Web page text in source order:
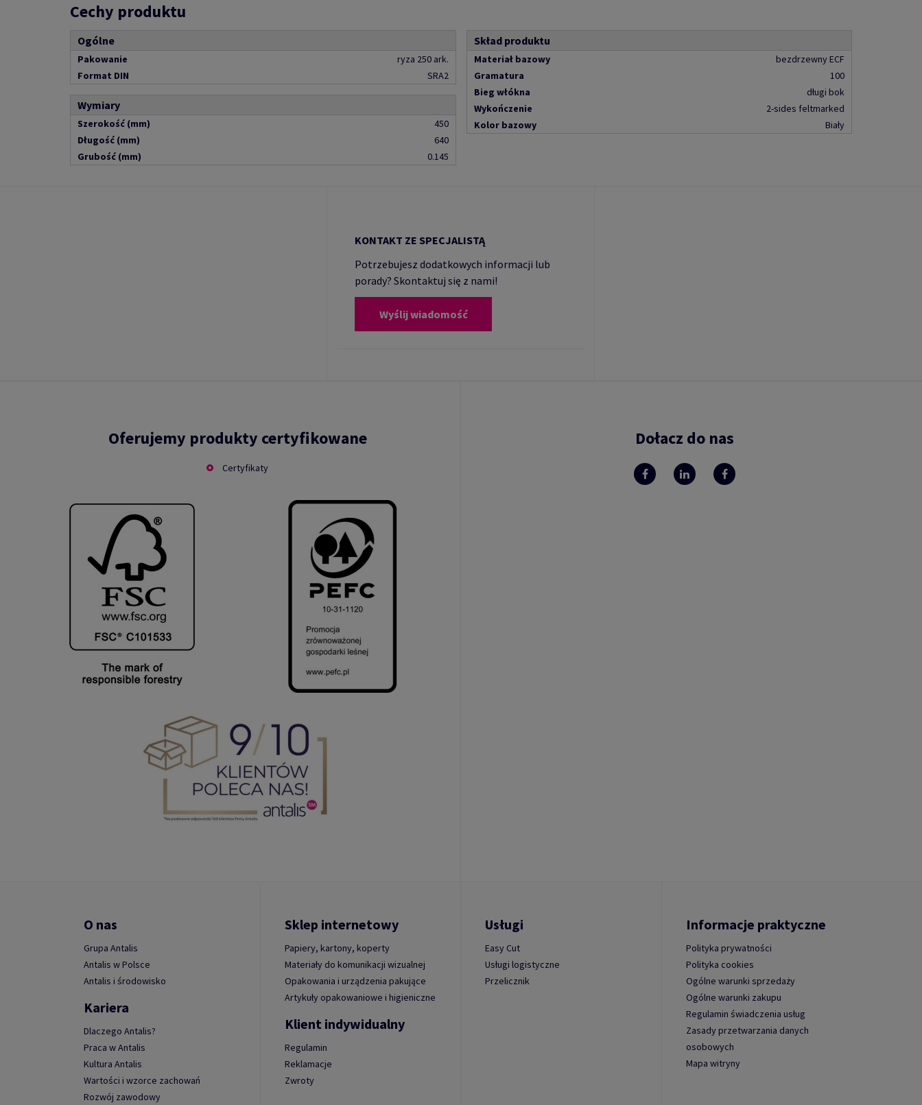
Cechy produktu
Ogólne
Pakowanie
ryza 250 ark.
Format DIN
SRA2
Wymiary
Szerokość (mm)
450
Długość (mm)
640
Grubość (mm)
0.145
Skład produktu
Materiał bazowy
bezdrzewny ECF
Gramatura
100
Bieg włókna
długi bok
Wykończenie
2-sides feltmarked
Kolor bazowy
Biały
KONTAKT ZE SPECJALISTĄ
Potrzebujesz dodatkowych informacji lub
porady? Skontaktuj się z nami!
Wyślij wiadomość
Oferujemy produkty certyfikowane
Certyfikaty
Dołacz do nas
O nas
Grupa Antalis
Antalis w Polsce
Antalis i środowisko
Kariera
Dlaczego Antalis?
Praca w Antalis
Kultura Antalis
Wartości i wzorce zachowań
Rozwój zawodowy
Sklep internetowy
Papiery, kartony, koperty
Materiały do komunikacji wizualnej
Opakowania i urządzenia pakujące
Artykuły opakowaniowe i higieniczne
Klient indywidualny
Regulamin
Reklamacje
Zwroty
Usługi
Easy Cut
Usługi logistyczne
Przelicznik
Informacje praktyczne
Polityka prywatności
Polityka cookies
Ogólne warunki sprzedaży
Ogólne warunki zakupu
Regulamin świadczenia usług
Zasady przetwarzania danych
osobowych
Mapa witryny